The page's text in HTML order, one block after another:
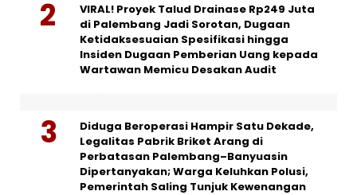
VIRAL! Proyek Talud Drainase Rp249 Juta
di Palembang Jadi Sorotan, Dugaan
Ketidaksesuaian Spesifikasi hingga
Insiden Dugaan Pemberian Uang kepada
Wartawan Memicu Desakan Audit
Diduga Beroperasi Hampir Satu Dekade,
Legalitas Pabrik Briket Arang di
Perbatasan Palembang–Banyuasin
Dipertanyakan; Warga Keluhkan Polusi,
Pemerintah Saling Tunjuk Kewenangan